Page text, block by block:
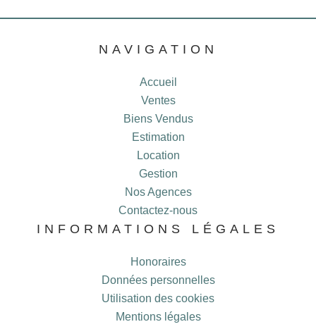
NAVIGATION
Accueil
Ventes
Biens Vendus
Estimation
Location
Gestion
Nos Agences
Contactez-nous
INFORMATIONS LÉGALES
Honoraires
Données personnelles
Utilisation des cookies
Mentions légales